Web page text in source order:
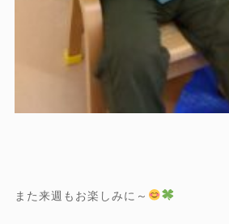
また来週もお楽しみに～